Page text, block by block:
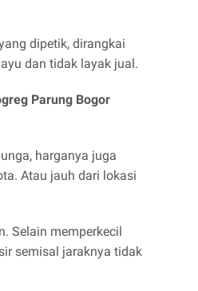
dipetik, dirangkai
dan tidak layak jual.
Parung Bogor
harganya juga
Atau jauh dari lokasi
Selain memperkecil
semisal jaraknya tidak